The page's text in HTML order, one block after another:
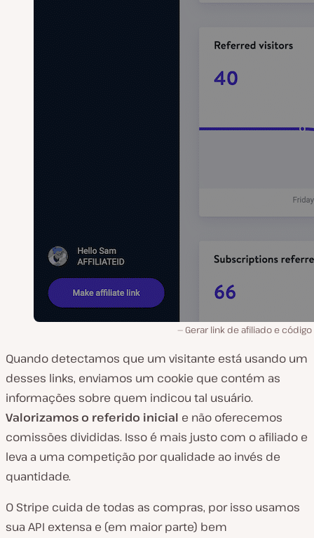
Gerar link de afiliado e código
Quando detectamos que um visitante está usando um
desses links, enviamos um cookie que contém as
informações sobre quem indicou tal usuário.
Valorizamos o referido inicial e não oferecemos
comissões divididas. Isso é mais justo com o afiliado e
leva a uma competição por qualidade ao invés de
quantidade.
O Stripe cuida de todas as compras, por isso usamos
sua API extensa e (em maior parte) bem